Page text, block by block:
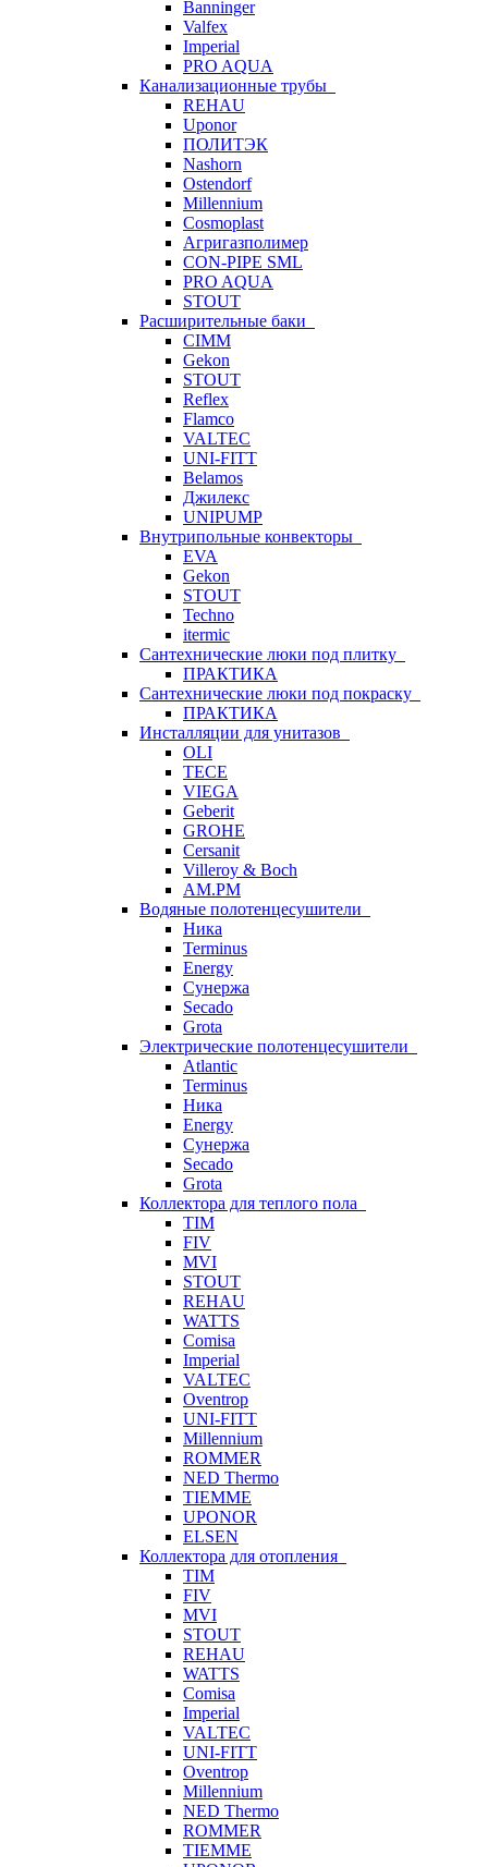
Banninger
Valfex
Imperial
PRO AQUA
Канализационные трубы
REHAU
Uponor
ПОЛИТЭК
Nashorn
Ostendorf
Millennium
Cosmoplast
Агригазполимер
CON-PIPE SML
PRO AQUA
STOUT
Расширительные баки
CIMM
Gekon
STOUT
Reflex
Flamco
VALTEC
UNI-FITT
Belamos
Джилекс
UNIPUMP
Внутрипольные конвекторы
EVA
Gekon
STOUT
Techno
itermic
Сантехнические люки под плитку
ПРАКТИКА
Сантехнические люки под покраску
ПРАКТИКА
Инсталляции для унитазов
OLI
TECE
VIEGA
Geberit
GROHE
Cersanit
Villeroy & Boch
AM.PM
Водяные полотенцесушители
Ника
Terminus
Energy
Сунержа
Secado
Grota
Электрические полотенцесушители
Atlantic
Terminus
Ника
Energy
Сунержа
Secado
Grota
Коллектора для теплого пола
TIM
FIV
MVI
STOUT
REHAU
WATTS
Comisa
Imperial
VALTEC
Oventrop
UNI-FITT
Millennium
ROMMER
NED Thermo
TIEMME
UPONOR
ELSEN
Коллектора для отопления
TIM
FIV
MVI
STOUT
REHAU
WATTS
Comisa
Imperial
VALTEC
UNI-FITT
Oventrop
Millennium
NED Thermo
ROMMER
TIEMME